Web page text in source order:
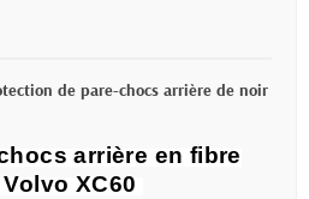
de pare-chocs arrière de noir
arrière en fibre
XC60